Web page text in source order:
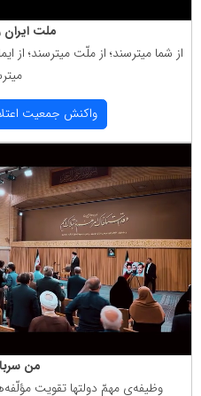
ملت ایران
از شما میترسند؛ از ملّت میترسند؛ از
واكنش جمعیت
من
وظیفه‌ی مهمّ دولتها تقویت